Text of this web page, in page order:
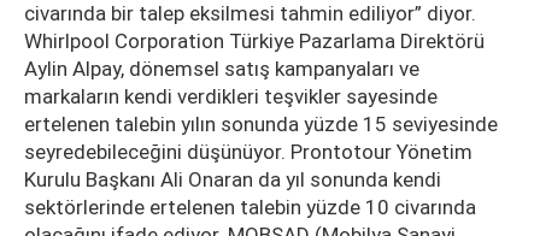
civarında bir talep eksilmesi tahmin ediliyor” diyor.
Whirlpool Corporation Türkiye Pazarlama Direktörü
Aylin Alpay, dönemsel satış kampanyaları ve
markaların kendi verdikleri teşvikler sayesinde
ertelenen talebin yılın sonunda yüzde 15 seviyesinde
seyredebileceğini düşünüyor. Prontotour Yönetim
Kurulu Başkanı Ali Onaran da yıl sonunda kendi
sektörlerinde ertelenen talebin yüzde 10 civarında